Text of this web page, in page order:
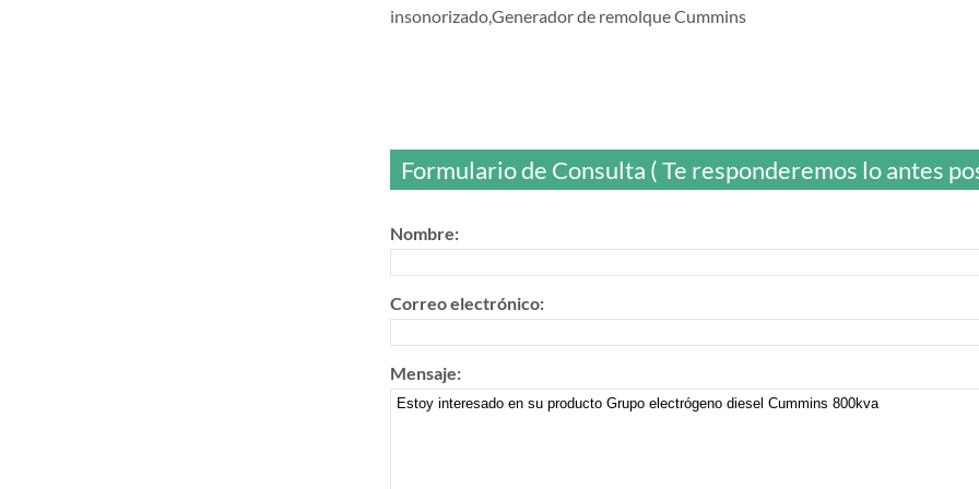
insonorizado,Generador de remolque Cummins
Formulario de Consulta ( Te responderemos lo antes
Nombre:
Correo electrónico:
Mensaje: